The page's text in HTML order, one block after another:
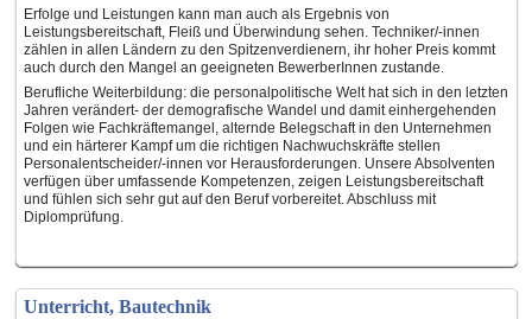
Erfolge und Leistungen kann man auch als Ergebnis von
Leistungsbereitschaft, Fleiß und Überwindung sehen. Techniker/-innen
zählen in allen Ländern zu den Spitzenverdienern, ihr hoher Preis kommt
auch durch den Mangel an geeigneten BewerberInnen zustande.
Berufliche Weiterbildung: die personalpolitische Welt hat sich in den letzten
Jahren verändert- der demografische Wandel und damit einhergehenden
Folgen wie Fachkräftemangel, alternde Belegschaft in den Unternehmen
und ein härterer Kampf um die richtigen Nachwuchskräfte stellen
Personalentscheider/-innen vor Herausforderungen. Unsere Absolventen
verfügen über umfassende Kompetenzen, zeigen Leistungsbereitschaft
und fühlen sich sehr gut auf den Beruf vorbereitet. Abschluss mit
Diplomprüfung.
Unterricht, Bautechnik